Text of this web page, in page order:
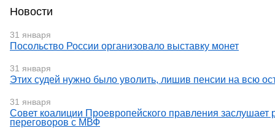
Новости
31 января
Посольство России организовало выставку монет
31 января
Этих судей нужно было уволить, лишив пенсии на всю
31 января
Совет коалиции Проевропейского правления заслушает
переговоров с МВФ